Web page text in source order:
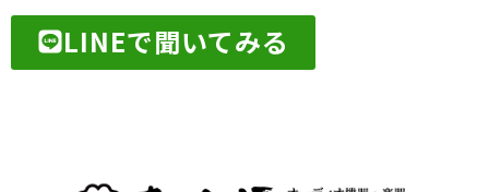
LINEで聞いてみる